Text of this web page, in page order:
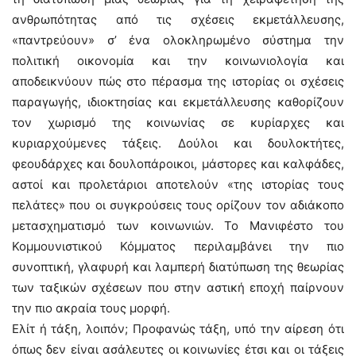
ανθρωπότητας από τις σχέσεις εκμετάλλευσης,
«παντρεύουν» σ’ ένα ολοκληρωμένο σύστημα την
πολιτική οικονομία και την κοινωνιολογία και
αποδεικνύουν πώς στο πέρασμα της ιστορίας οι σχέσεις
παραγωγής, ιδιοκτησίας και εκμετάλλευσης καθορίζουν
τον χωρισμό της κοινωνίας σε κυρίαρχες και
κυριαρχούμενες τάξεις. Δούλοι και δουλοκτήτες,
φεουδάρχες και δουλοπάροικοι, μάστορες και καλφάδες,
αστοί και προλετάριοι αποτελούν «της ιστορίας τους
πελάτες» που οι συγκρούσεις τους ορίζουν τον αδιάκοπο
μετασχηματισμό των κοινωνιών. Το Μανιφέστο του
Κομμουνιστικού Κόμματος περιλαμβάνει την πιο
συνοπτική, γλαφυρή και λαμπερή διατύπωση της θεωρίας
των ταξικών σχέσεων που στην αστική εποχή παίρνουν
την πιο ακραία τους μορφή.
Ελίτ ή τάξη, λοιπόν; Προφανώς τάξη, υπό την αίρεση ότι
όπως δεν είναι ασάλευτες οι κοινωνίες έτσι και οι τάξεις